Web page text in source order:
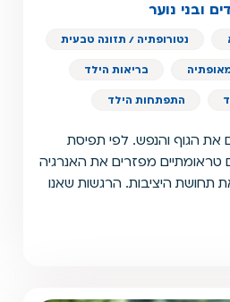
ובני נוער
נטורופתיה / תזונה טבעית
בריאות הילד
התפתחות הילד
את הגוף והנפש. לפי תפיסת
טראומתיים מפזרים את האנרגיה
תחושת היציבות. הרגשות שאנו